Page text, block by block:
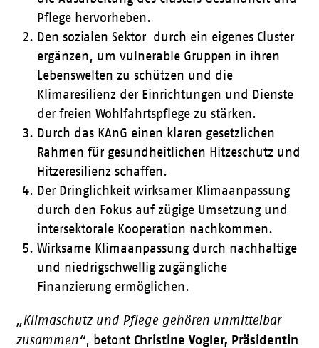
Pflege hervorheben.
Den sozialen Sektor durch ein eigenes Cluster
ergänzen, um vulnerable Gruppen in ihren
Lebenswelten zu schützen und die
Klimaresilienz der Einrichtungen und Dienste
der freien Wohlfahrtspflege zu stärken.
Durch das KAnG einen klaren gesetzlichen
Rahmen für gesundheitlichen Hitzeschutz und
Hitzeresilienz schaffen.
Der Dringlichkeit wirksamer Klimaanpassung
durch den Fokus auf zügige Umsetzung und
intersektorale Kooperation nachkommen.
Wirksame Klimaanpassung durch nachhaltige
und niedrigschwellig zugängliche
Finanzierung ermöglichen.
„Klimaschutz und Pflege gehören unmittelbar
zusammen“, betont Christine Vogler, Präsidentin